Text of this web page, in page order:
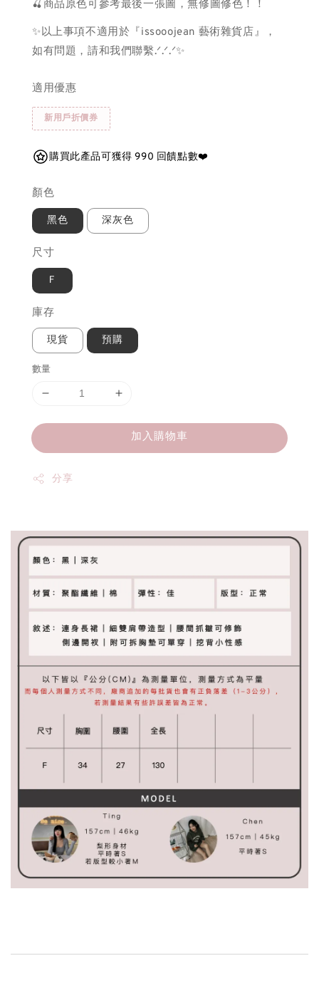
🍒商品原色可參考最後一張圖，無修圖修色！！
✨以上事項不適用於『issooojean 藝術雜貨店』，
如有問題，請和我們聯繫.ᐟ.ᐟ.ᐟ✨
適用優惠
新用戶折價券
購買此產品可獲得 990 回饋點數❤️
顏色
黑色 深灰色
尺寸
Ｆ
庫存
現貨 預購
數量
加入購物車
分享